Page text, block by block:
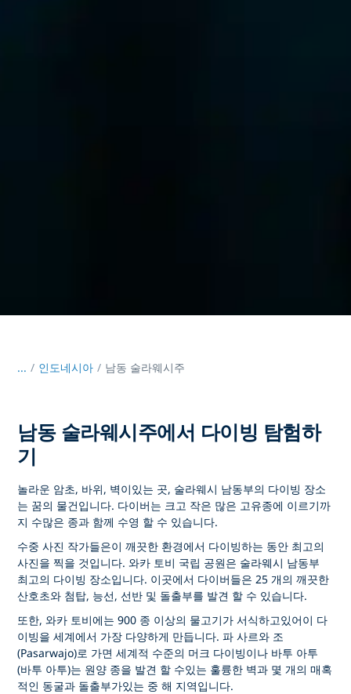
... / 인도네시아 남동 술라웨시주
남동 술라웨시주에서 다이빙 탐험하
기
놀라운 암초, 바위, 벽이있는 곳, 술라웨시 남동부의 다이빙 장소
는 꿈의 물건입니다. 다이버는 크고 작은 많은 고유종에 이르기까
지 수많은 종과 함께 수영 할 수 있습니다.
수중 사진 작가들은이 깨끗한 환경에서 다이빙하는 동안 최고의
사진을 찍을 것입니다. 와카 토비 국립 공원은 술라웨시 남동부
최고의 다이빙 장소입니다. 이곳에서 다이버들은 25 개의 깨끗한
산호초와 첨탑, 능선, 선반 및 돌출부를 발견 할 수 있습니다.
또한, 와카 토비에는 900 종 이상의 물고기가 서식하고있어이 다
이빙을 세계에서 가장 다양하게 만듭니다. 파 사르와 조
(Pasarwajo)로 가면 세계적 수준의 머크 다이빙이나 바투 아투
(바투 아투)는 원양 종을 발견 할 수있는 훌륭한 벽과 몇 개의 매혹
적인 동굴과 돌출부가있는 중 해 지역입니다.